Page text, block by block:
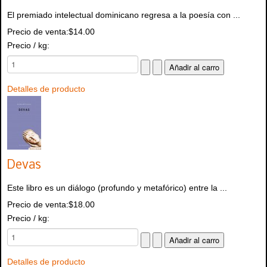
El premiado intelectual dominicano regresa a la poesía con ...
Precio de venta:$14.00
Precio / kg:
Detalles de producto
Devas
Este libro es un diálogo (profundo y metafórico) entre la ...
Precio de venta:$18.00
Precio / kg:
Detalles de producto